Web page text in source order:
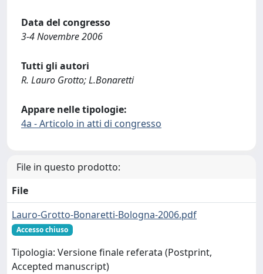
Data del congresso
3-4 Novembre 2006
Tutti gli autori
R. Lauro Grotto; L.Bonaretti
Appare nelle tipologie:
4a - Articolo in atti di congresso
File in questo prodotto:
File
Lauro-Grotto-Bonaretti-Bologna-2006.pdf
Accesso chiuso
Tipologia: Versione finale referata (Postprint,
Accepted manuscript)